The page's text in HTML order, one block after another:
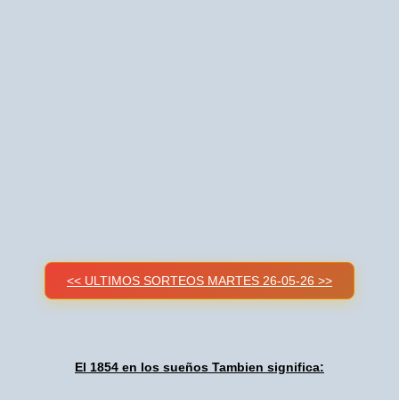
<< ULTIMOS SORTEOS MARTES 26-05-26 >>
El 1854 en los sueños Tambien significa: